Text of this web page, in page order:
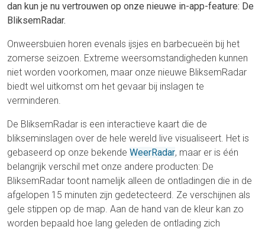
dan kun je nu vertrouwen op onze nieuwe in-app-feature: De
BliksemRadar.
Onweersbuien horen evenals ijsjes en barbecueën bij het
zomerse seizoen. Extreme weersomstandigheden kunnen
niet worden voorkomen, maar onze nieuwe BliksemRadar
biedt wel uitkomst om het gevaar bij inslagen te
verminderen.
De BliksemRadar is een interactieve kaart die de
blikseminslagen over de hele wereld live visualiseert. Het is
gebaseerd op onze bekende WeerRadar, maar er is één
belangrijk verschil met onze andere producten: De
BliksemRadar toont namelijk alleen de ontladingen die in de
afgelopen 15 minuten zijn gedetecteerd. Ze verschijnen als
gele stippen op de map. Aan de hand van de kleur kan zo
worden bepaald hoe lang geleden de ontlading zich